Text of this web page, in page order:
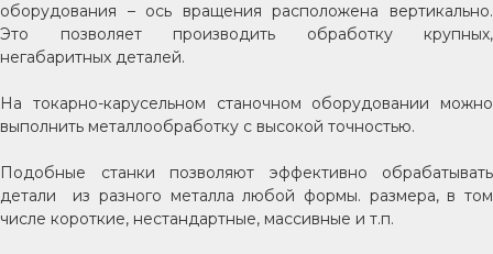
оборудования – ось вращения расположена вертикально.
Это позволяет производить обработку крупных,
негабаритных деталей.
На токарно-карусельном станочном оборудовании можно
выполнить металлообработку с высокой точностью.
Подобные станки позволяют эффективно обрабатывать
детали из разного металла любой формы. размера, в том
числе короткие, нестандартные, массивные и т.п.